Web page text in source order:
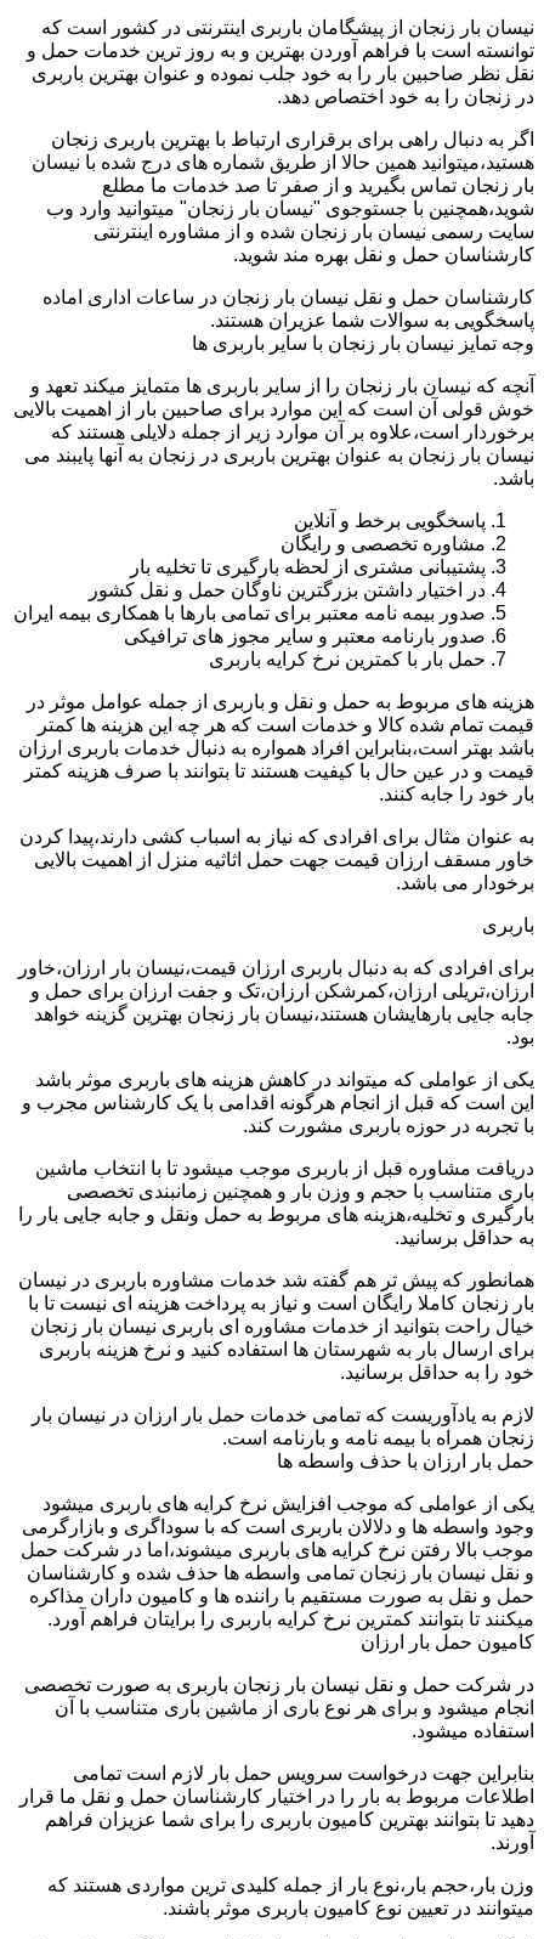
نیسان بار زنجان از پیشگامان باربری اینترنتی در کشور است که
توانسته است با فراهم آوردن بهترین و به روز ترین خدمات حمل و
نقل نظر صاحبین بار را به خود جلب نموده و عنوان بهترین باربری
در زنجان را به خود اختصاص دهد.
اگر به دنبال راهی برای برقراری ارتباط با بهترین باربری زنجان
هستید،میتوانید همین حالا از طریق شماره های درج شده با نیسان
بار زنجان تماس بگیرید و از صفر تا صد خدمات ما مطلع
شوید،همچنین با جستوجوی "نیسان بار زنجان" میتوانید وارد وب
سایت رسمی نیسان بار زنجان شده و از مشاوره اینترنتی
کارشناسان حمل و نقل بهره مند شوید.
کارشناسان حمل و نقل نیسان بار زنجان در ساعات اداری اماده
پاسخگویی به سوالات شما عزیران هستند.
وجه تمایز نیسان بار زنجان با سایر باربری ها
آنچه که نیسان بار زنجان را از سایر باربری ها متمایز میکند تعهد و
خوش قولی آن است که این موارد برای صاحبین بار از اهمیت بالایی
برخوردار است،علاوه بر آن موارد زیر از جمله دلایلی هستند که
نیسان بار زنجان به عنوان بهترین باربری در زنجان به آنها پایبند می
باشد.
پاسخگویی برخط و آنلاین
مشاوره تخصصی و رایگان
پشتیبانی مشتری از لحظه بارگیری تا تخلیه بار
در اختیار داشتن بزرگترین ناوگان حمل و نقل کشور
صدور بیمه نامه معتبر برای تمامی بارها با همکاری بیمه ایران
صدور بارنامه معتبر و سایر مجوز های ترافیکی
حمل بار با کمترین نرخ کرایه باربری
هزینه های مربوط به حمل و نقل و باربری از جمله عوامل موثر در
قیمت تمام شده کالا و خدمات است که هر چه این هزینه ها کمتر
باشد بهتر است،بنابراین افراد همواره به دنبال خدمات باربری ارزان
قیمت و در عین حال با کیفیت هستند تا بتوانند با صرف هزینه کمتر
بار خود را جابه کنند.
به عنوان مثال برای افرادی که نیاز به اسباب کشی دارند،پیدا کردن
خاور مسقف ارزان قیمت جهت حمل اثاثیه منزل از اهمیت بالایی
برخودار می باشد.
باربری
برای افرادی که به دنبال باربری ارزان قیمت،نیسان بار ارزان،خاور
ارزان،تریلی ارزان،کمرشکن ارزان،تک و جفت ارزان برای حمل و
جابه جایی بارهایشان هستند،نیسان بار زنجان بهترین گزینه خواهد
بود.
یکی از عواملی که میتواند در کاهش هزینه های باربری موثر باشد
این است که قبل از انجام هرگونه اقدامی با یک کارشناس مجرب و
با تجربه در حوزه باربری مشورت کند.
دریافت مشاوره قبل از باربری موجب میشود تا با انتخاب ماشین
باری متناسب با حجم و وزن بار و همچنین زمانبندی تخصصی
بارگیری و تخلیه،هزینه های مربوط به حمل ونقل و جابه جایی بار را
به حداقل برسانید.
همانطور که پیش تر هم گفته شد خدمات مشاوره باربری در نیسان
بار زنجان کاملا رایگان است و نیاز به پرداخت هزینه ای نیست تا با
خیال راحت بتوانید از خدمات مشاوره ای باربری نیسان بار زنجان
برای ارسال بار به شهرستان ها استفاده کنید و نرخ هزینه باربری
خود را به حداقل برسانید.
لازم به یادآوریست که تمامی خدمات حمل بار ارزان در نیسان بار
زنجان همراه با بیمه نامه و بارنامه است.
حمل بار ارزان با حذف واسطه ها
یکی از عواملی که موجب افزایش نرخ کرایه های باربری میشود
وجود واسطه ها و دلالان باربری است که با سوداگری و بازارگرمی
موجب بالا رفتن نرخ کرایه های باربری میشوند،اما در شرکت حمل
و نقل نیسان بار زنجان تمامی واسطه ها حذف شده و کارشناسان
حمل و نقل به صورت مستقیم با راننده ها و کامیون داران مذاکره
میکنند تا بتوانند کمترین نرخ کرایه باربری را برایتان فراهم آورد.
کامیون حمل بار ارزان
در شرکت حمل و نقل نیسان بار زنجان باربری به صورت تخصصی
انجام میشود و برای هر نوع باری از ماشین باری متناسب با آن
استفاده میشود.
بنابراین جهت درخواست سرویس حمل بار لازم است تمامی
اطلاعات مربوط به بار را در اختیار کارشناسان حمل و نقل ما قرار
دهید تا بتوانند بهترین کامیون باربری را برای شما عزیزان فراهم
آورند.
وزن بار،حجم بار،نوع بار از جمله کلیدی ترین مواردی هستند که
میتوانند در تعیین نوع کامیون باربری موثر باشند.